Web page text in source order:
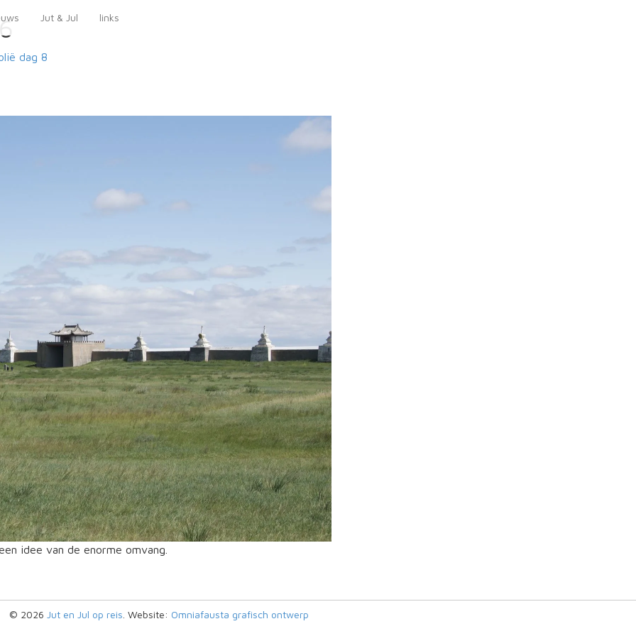
Jut & Jul links
dag 8
idee van de enorme omvang.
© 2026 Jut en Jul op reis . Website: Omniafausta grafisch ontwerp